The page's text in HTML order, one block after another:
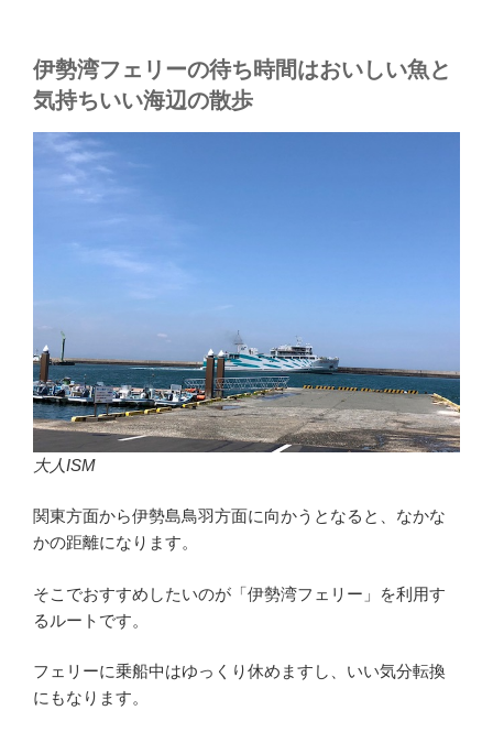
伊勢湾フェリーの待ち時間はおいしい魚と
気持ちいい海辺の散歩
大人ISM
関東方面から伊勢島鳥羽方面に向かうとなると、なかな
かの距離になります。
そこでおすすめしたいのが「伊勢湾フェリー」を利用す
るルートです。
フェリーに乗船中はゆっくり休めますし、いい気分転換
にもなります。